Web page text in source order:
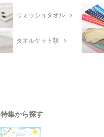
ウォッシュタオル
タオルケット類
特集から探す